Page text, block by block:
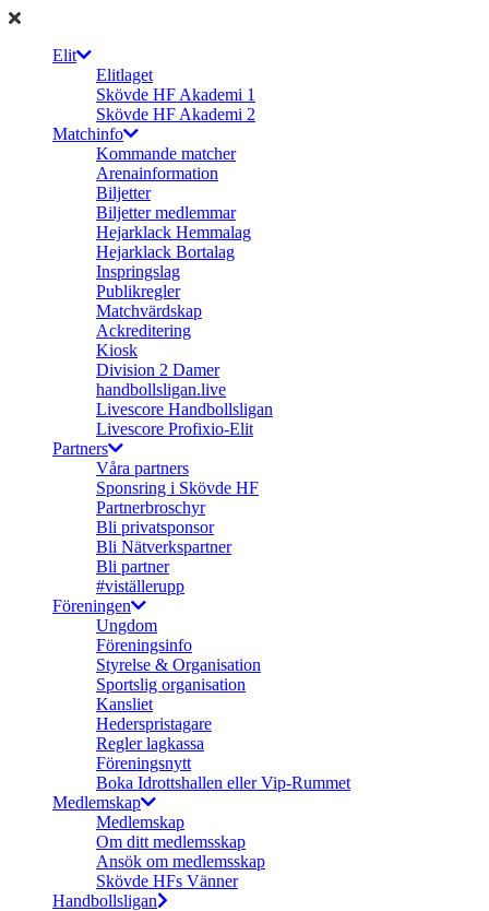
Elit
Elitlaget
Skövde HF Akademi 1
Skövde HF Akademi 2
Matchinfo
Kommande matcher
Arenainformation
Biljetter
Biljetter medlemmar
Hejarklack Hemmalag
Hejarklack Bortalag
Inspringslag
Publikregler
Matchvärdskap
Ackreditering
Kiosk
Division 2 Damer
handbollsligan.live
Livescore Handbollsligan
Livescore Profixio-Elit
Partners
Våra partners
Sponsring i Skövde HF
Partnerbroschyr
Bli privatsponsor
Bli Nätverkspartner
Bli partner
#viställerupp
Föreningen
Ungdom
Föreningsinfo
Styrelse & Organisation
Sportslig organisation
Kansliet
Hederspristagare
Regler lagkassa
Föreningsnytt
Boka Idrottshallen eller Vip-Rummet
Medlemskap
Medlemskap
Om ditt medlemsskap
Ansök om medlemsskap
Skövde HFs Vänner
Handbollsligan